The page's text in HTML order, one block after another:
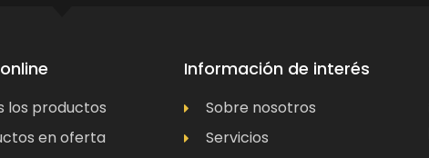
los productos
en oferta
Información de interés
Sobre nosotros
Servicios